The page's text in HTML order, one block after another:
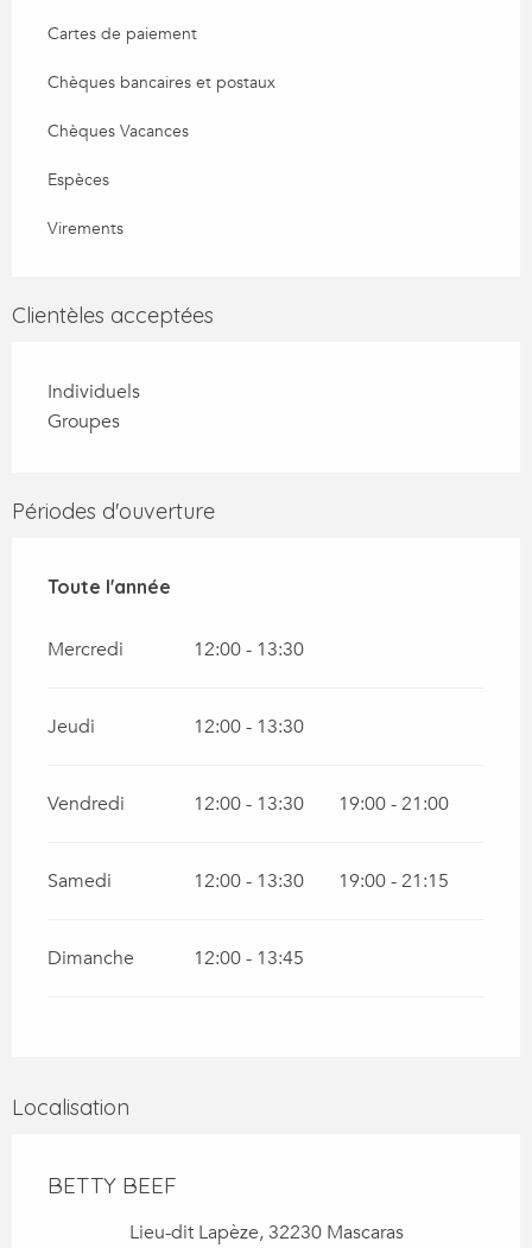
Cartes de paiement
Chèques bancaires et postaux
Chèques Vacances
Espèces
Virements
Clientèles acceptées
Individuels
Groupes
Périodes d'ouverture
Toute l'année
Toute l'année
Mercredi 12:00 - 13:30
Jeudi 12:00 - 13:30
Vendredi 12:00 - 13:30 19:00 - 21:00
Samedi 12:00 - 13:30 19:00 - 21:15
Dimanche 12:00 - 13:45
Localisation
BETTY BEEF
Lieu-dit Lapèze, 32230 Mascaras